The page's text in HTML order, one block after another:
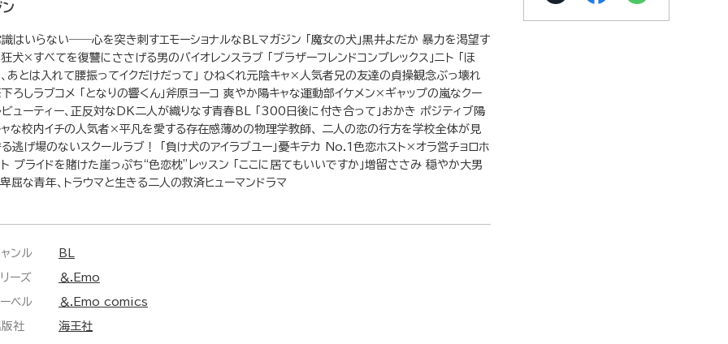
はいらない――心を突き刺すエモーショナルなBLマガジン 「魔女の犬」黒井よだか 暴力を渇望す
犬×すべてを復讐にささげる男のバイオレンスラブ 「ブラザーフレンドコンプレックス」ニト 「ほ
あとは入れて腰振ってイクだけだって」 ひねくれ元陰キャ×人気者兄の友達の貞操観念ぶっ壊れ
ろしラブコメ 「となりの響くん」斧原ヨーコ 爽やか陽キャな運動部イケメン×ギャップの嵐なクー
ューティー、正反対なDK二人が織りなす青春BL 「300日後に付き合って」おかき ポジティブ陽
な校内イチの人気者×平凡を愛する存在感薄めの物理学教師、 二人の恋の行方を学校全体が見
逃げ場のないスクールラブ！ 「負け犬のアイラブユー」憂キテカ No.1色恋ホスト×オラ営チョロホ
プライドを賭けた崖っぷち“色恋枕”レッスン 「ここに居てもいいですか」増留ささみ 穏やか大男
屈な青年、トラウマと生きる二人の救済ヒューマンドラマ
ンル BL
ーズ ＆.Emo
ベル ＆.Emo comics
社 海王社